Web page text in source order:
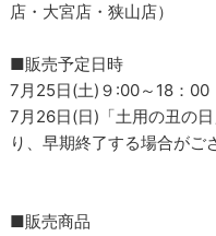
店・大宮店・狭山店）
■販売予定日時
7月25日(土)９:00～18：00
7月26日(日)「土用の丑
り、早期終了する場合がご
■販売商品